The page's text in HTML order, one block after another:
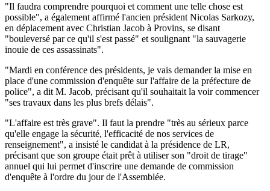
"Il faudra comprendre pourquoi et comment une telle chose est
possible", a également affirmé l'ancien président Nicolas Sarkozy,
en déplacement avec Christian Jacob à Provins, se disant
"bouleversé par ce qu'il s'est passé" et soulignant "la sauvagerie
inouïe de ces assassinats".
"Mardi en conférence des présidents, je vais demander la mise en
place d'une commission d'enquête sur l'affaire de la préfecture de
police", a dit M. Jacob, précisant qu'il souhaitait la voir commencer
"ses travaux dans les plus brefs délais".
"L'affaire est très grave". Il faut la prendre "très au sérieux parce
qu'elle engage la sécurité, l'efficacité de nos services de
renseignement", a insisté le candidat à la présidence de LR,
précisant que son groupe était prêt à utiliser son "droit de tirage"
annuel qui lui permet d'inscrire une demande de commission
d'enquête à l'ordre du jour de l'Assemblée.